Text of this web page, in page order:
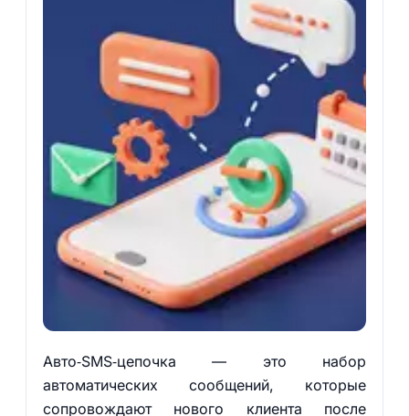
Авто‑SMS‑цепочка — это набор
автоматических сообщений, которые
сопровождают нового клиента после